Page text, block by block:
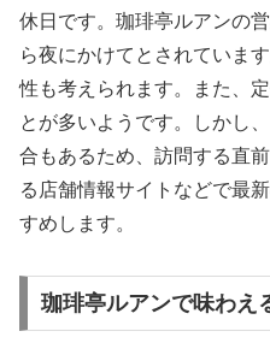
休日です。珈琲亭ルアンの
ら夜にかけてとされていま
性も考えられます。また、
とが多いようです。しかし
合もあるため、訪問する直
る店舗情報サイトなどで最
すめします。
珈琲亭ルアンで味わえ